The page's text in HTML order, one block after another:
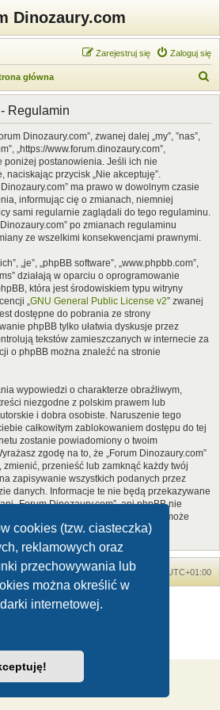
cookies (tzw. ciasteczka)
reklamowych oraz
przechowywania lub
można określić w
internetowej.
Dinozaury.com
Zaloguj się
Zarejestruj się
główna
z
Regulamin
Dinozaury.com”, zwanej dalej „my”, ”nas”,
„https://www.forum.dinozaury.com”,
poniżej postanowienia. Jeśli ich nie
naciskając przycisk „Nie akceptuję”.
ma prawo w dowolnym czasie
informując cię o zmianach, niemniej
sami regularnie zaglądali do tego regulaminu.
po zmianach regulaminu
ze wszelkimi konsekwencjami prawnymi.
„je”, „phpBB software”, „www.phpbb.com”,
działają w oparciu o oprogramowanie
która jest środowiskiem typu witryny
„GNU General Public License v2” zwanej
dostępne do pobrania ze strony
phpBB tylko ułatwia dyskusje przez
tekstów zamieszczanych w internecie za
o phpBB można znaleźć na stronie
wypowiedzi o charakterze obraźliwym,
niezgodne z polskim prawem lub
i dobra osobiste. Naruszenie tego
całkowitym zablokowaniem dostępu do tej
zostanie powiadomiony o twoim
zgodę na to, że „Forum Dinozaury.com”
przenieść lub zamknąć każdy twój
zapisywanie wszystkich podanych przez
danych. Informacje te nie będą przekazywane
„Forum Dinozaury.com”, ani phpBB nie
do witryny, podczas których może
główna Strefa czasowa UTC+01:00
© 2006-2020
językowy dostarcza